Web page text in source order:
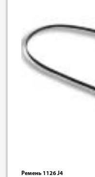
Ремень 1126 J4